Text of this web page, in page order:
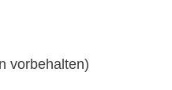
vorbehalten)